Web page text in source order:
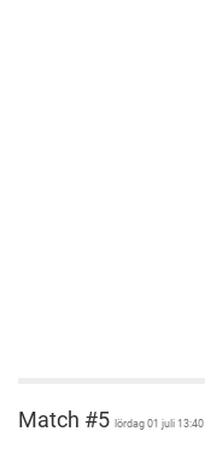
Match #5 lördag 01 juli 13:40